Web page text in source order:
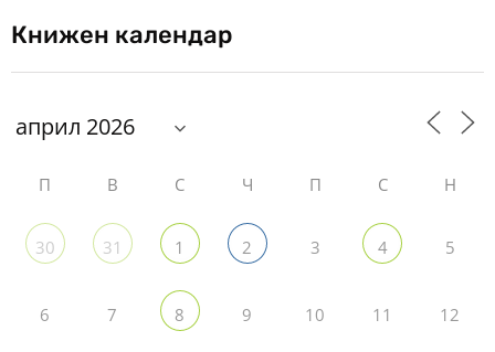
Книжен календар
П В С Ч П С Н
30 31 1 2 3 4 5
6 7 8 9 10 11 12